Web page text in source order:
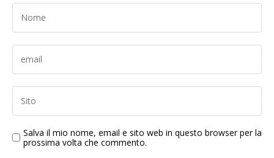
Salva il mio nome, email e sito web in questo browser per la
prossima volta che commento.